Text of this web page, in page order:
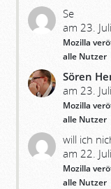
Se
am 23.
Mozilla
alle Nutzer
Sören
am 23.
Mozilla
alle Nutzer
will ich
am 22.
Mozilla
alle Nutzer